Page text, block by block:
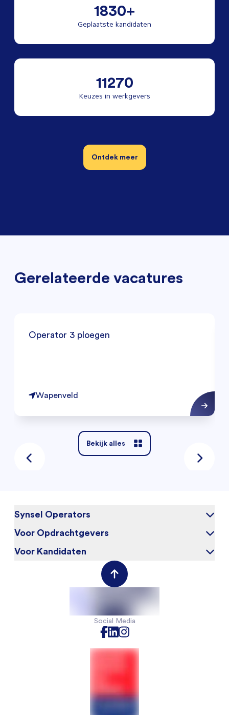
1830+
Geplaatste kandidaten
11270
Keuzes in werkgevers
Ontdek meer
Gerelateerde vacatures
Operator 3 ploegen
Wapenveld
Bekijk alles
Synsel Operators
Over ons
Blog
Voor Opdrachtgevers
Waarom Synsel
Voor Kandidaten
Social Media